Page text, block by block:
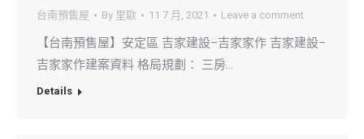
台南預售屋 By 里歐 11 7 月, 2021 Leave a comment
【台南預售屋】安定區 吉家建設–吉家家作 吉家建設–
吉家家作建案資料 格局規劃： 三房…
Details